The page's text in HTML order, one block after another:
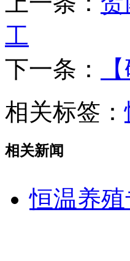
工
下一条：
相关标签：
相关新闻
恒温养